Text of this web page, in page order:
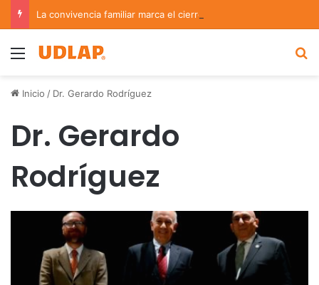
Menu
Inicio / Dr. Gerardo Rodríguez
Dr. Gerardo
Rodríguez